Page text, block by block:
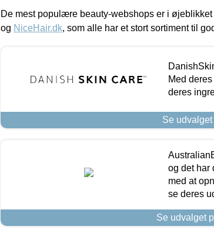
De mest populære beauty-webshops er i øjeblikket
og NiceHair.dk, som alle har et stort sortiment til
Med
deres
Se
og det har
med at
se deres
Se udvalget